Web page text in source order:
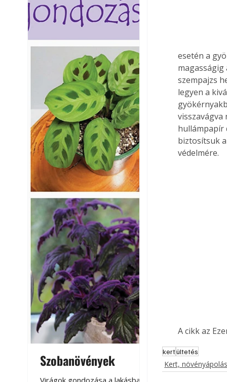
Szobanövények
Virágoskert:
teraszon,
esetén a
szempajzs
legyen a
visszavágva
hullámpapír
biztosítsuk
védelmére.
A cikk az
kertültetés
Kert, növényápolás